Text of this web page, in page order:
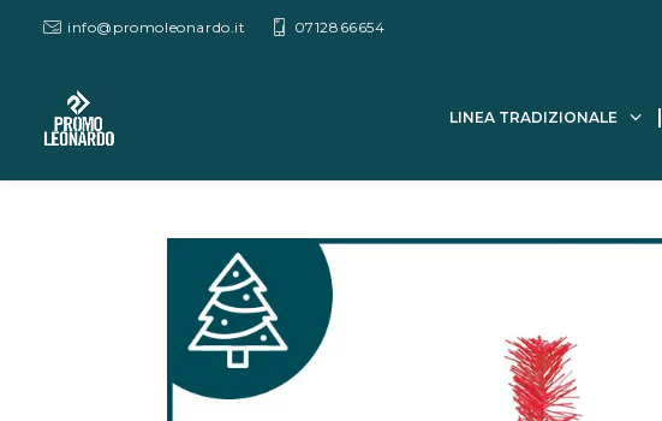
info@promoleonardo.it 0712866654
LINEA TRADIZIONALE